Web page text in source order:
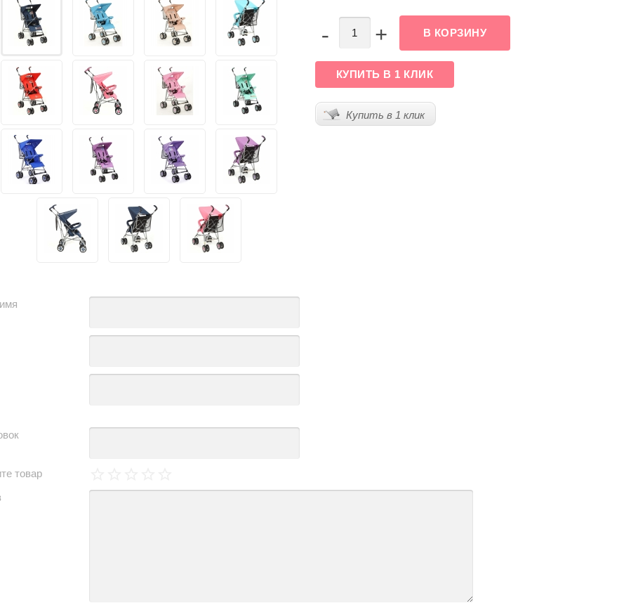
- +
КУПИТЬ В 1 КЛИК
Купить в 1 клик
товар